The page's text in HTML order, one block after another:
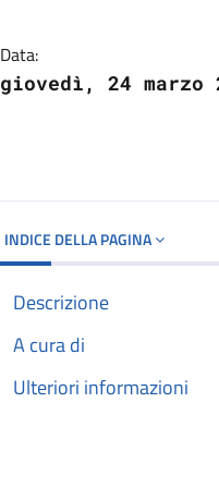
Data:
giovedì, 24 marzo
INDICE DELLA PAGINA
Descrizione
A cura di
Ulteriori informazioni